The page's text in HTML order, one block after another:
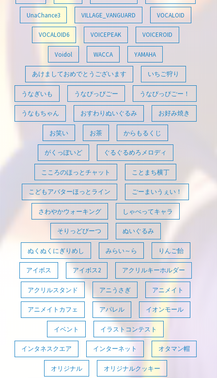
UnaChance3 VILLAGE_VANGUARD VOCALOID
VOCALOID6 VOICEPEAK VOICEROID
Voidol WACCA YAMAHA
あけましておめでとうございます いちご狩り
うなぎいも うなぴっぴごー うなぴっぴごー！
うなもちゃん おすわりぬいぐるみ お好み焼き
お笑い お茶 からもるくじ
がくっぽいど ぐるぐるめろメロディ
こころのほっとチャット ことまち横丁
こどもアバターほっとライン ごーまいうぇい！
さわやかウォーキング しゃべってキャラ
そりっどびーつ ぬいぐるみ
ぬくぬくにぎりめし みらい～ら りんご飴
アイボス アイボス2 アクリルキーホルダー
アクリルスタンド アニうさぎ アニメイト
アニメイトカフェ アパレル イオンモール
イベント イラストコンテスト
インタネスクエア インターネット オタマン帽
オリジナル オリジナルクッキー